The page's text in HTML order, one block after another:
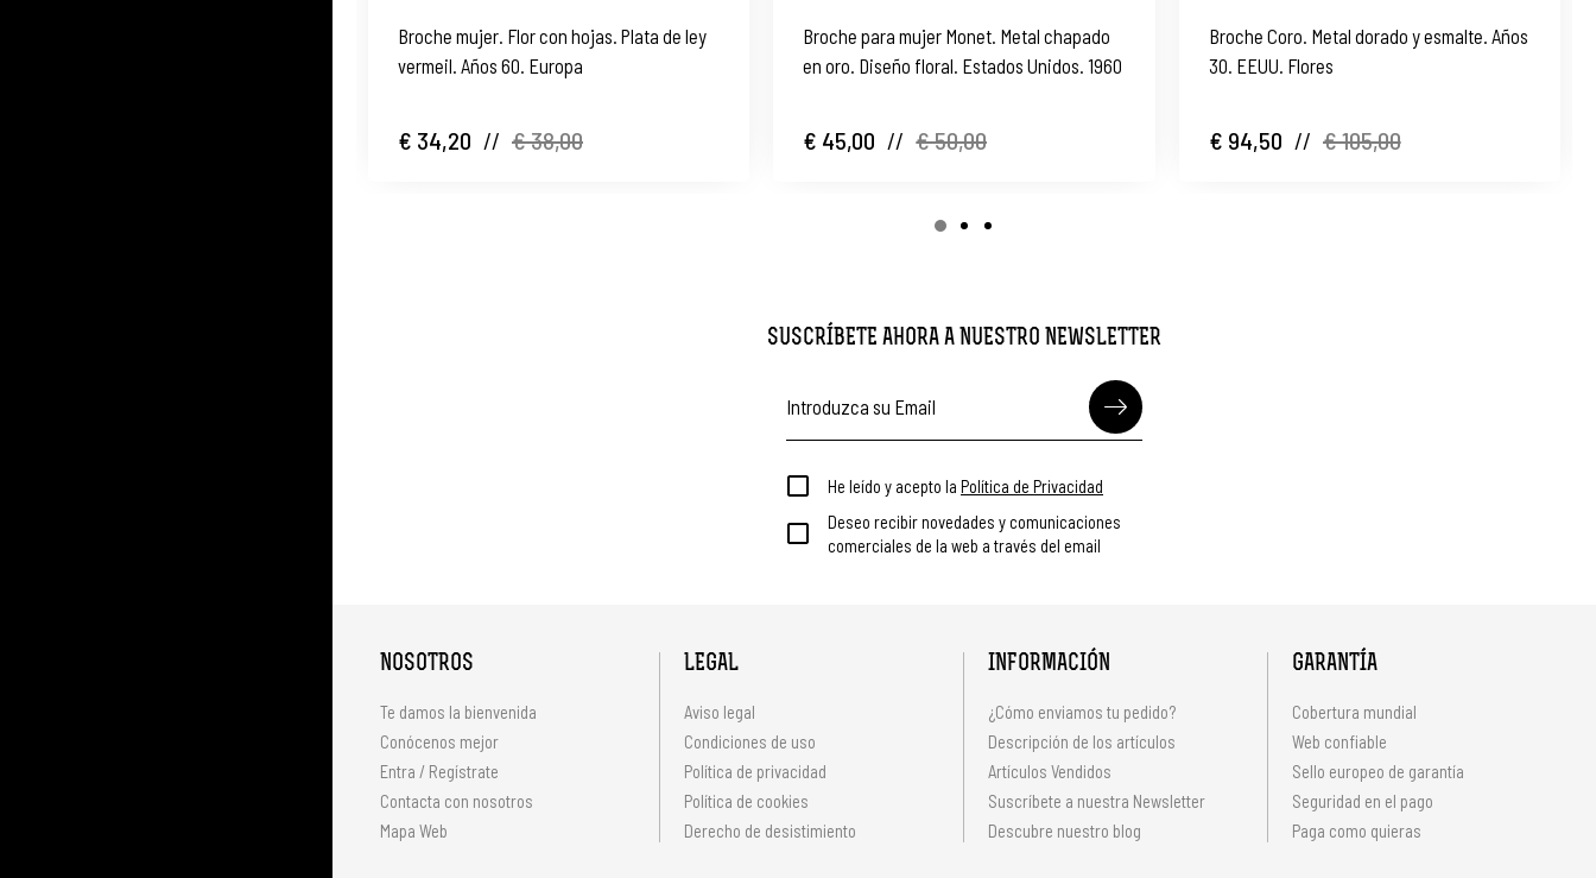
Broche mujer. Flor con hojas. Plata de ley
vermeil. Años 60. Europa
€ 34,20 // € 38,00
Broche para mujer Monet. Metal chapado
en oro. Diseño floral. Estados Unidos. 1960
€ 45,00 // € 50,00
Broche Coro. Metal dorado y esmalte. Años
30. EEUU. Flores
€ 94,50 // € 105,00
SUSCRÍBETE AHORA A NUESTRO NEWSLETTER
He leído y acepto la Política de Privacidad
Deseo recibir novedades y comunicaciones
comerciales de la web a través del email
NOSOTROS
Te damos la bienvenida
Conócenos mejor
Entra / Regístrate
Contacta con nosotros
Mapa Web
LEGAL
Aviso legal
Condiciones de uso
Política de privacidad
Política de cookies
Derecho de desistimiento
INFORMACIÓN
¿Cómo enviamos tu pedido?
Descripción de los artículos
Artículos Vendidos
Suscríbete a nuestra Newsletter
Descubre nuestro blog
GARANTÍA
Cobertura mundial
Web confiable
Sello europeo de garantía
Seguridad en el pago
Paga como quieras